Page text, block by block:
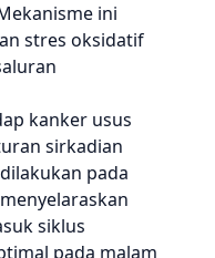
ini
stres oksidatif
kanker usus
sirkadian
pada
siklus
pada malam